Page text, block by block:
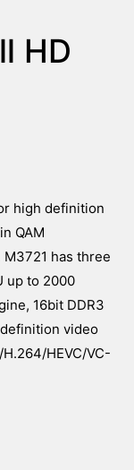
HD
high definition
QAM
has three
up to 2000
16bit DDR3
video
HEVC/VC-